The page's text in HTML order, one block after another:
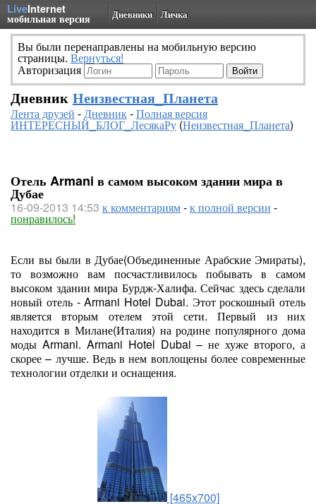
LiveInternet
мобильная версия Дневники Личка
Вы были перенаправлены на мобильную версию
страницы. Вернуться!
Авторизация
Дневник Неизвестная_Планета
Лента друзей -Дневник-Полная версия
ИНТЕРЕСНЫЙ_БЛОГ_ЛесякаРу(Неизвестная_Планета)
Отель Armani в самом высоком здании мира в
Дубае
16-09-2013 14:53 к комментариям-к полной версии -
понравилось!
Если вы были в Дубае(Объединенные Арабские Эмираты),
то возможно вам посчастливилось побывать в самом
высоком здании мира Бурдж-Халифа. Сейчас здесь сделали
новый отель - Armani Hotel Dubai. Этот роскошный отель
является вторым отелем этой сети. Первый из них
находится в Милане(Италия) на родине популярного дома
моды Armani. Armani Hotel Dubai – не хуже второго, а
скорее – лучше. Ведь в нем воплощены более современные
технологии отделки и оснащения.
[465x700]